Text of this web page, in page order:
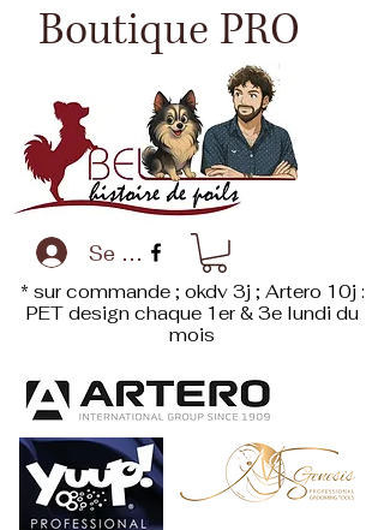
Boutique PRO
Se connecter
* sur commande ; okdv 3j ; Artero 10j :
PET designchaque 1er & 3e lundi du
mois